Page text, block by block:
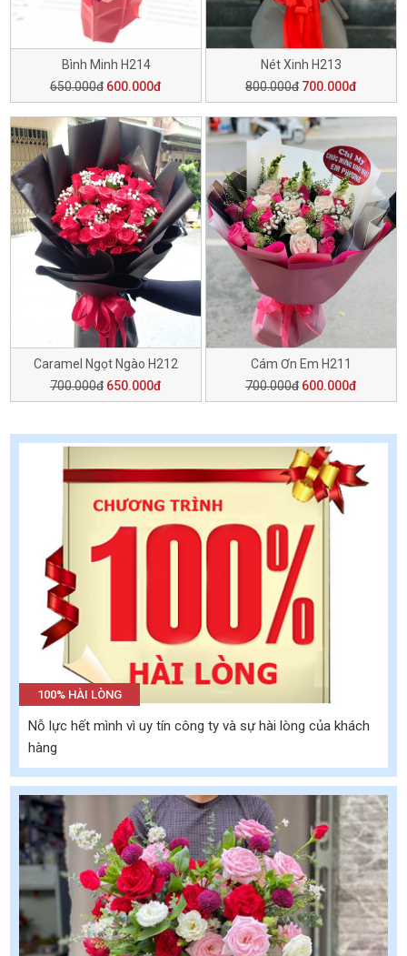
Bình Minh H214
650.000đ 600.000đ
Nét Xinh H213
800.000đ 700.000đ
Caramel Ngọt Ngào H212
700.000đ 650.000đ
Cám Ơn Em H211
700.000đ 600.000đ
100% HÀI LÒNG
Nỗ lực hết mình vì uy tín công ty và sự hài lòng của khách
hàng